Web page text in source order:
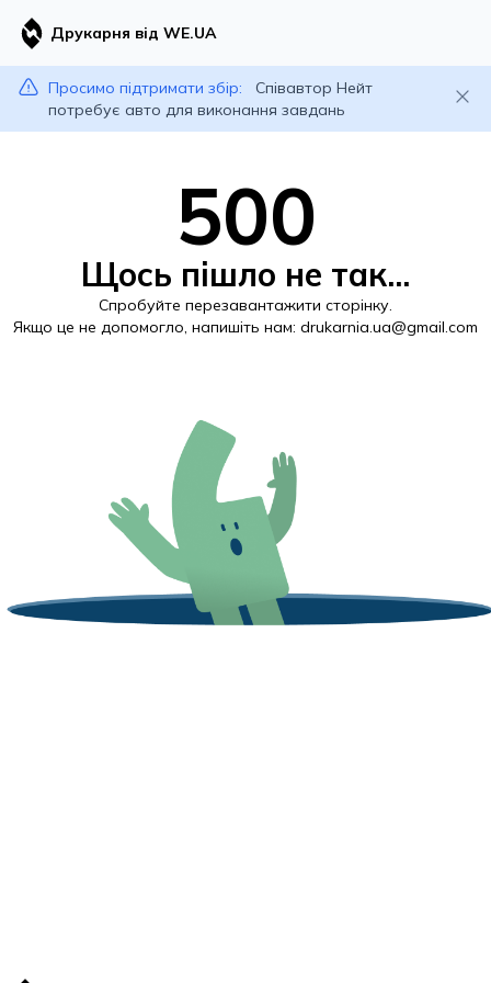
Друкарня від WE.UA
Просимо підтримати збір:
Співавтор Нейт
потребує авто для виконання завдань
500
Щось пішло не так...
Спробуйте перезавантажити сторінку.
Якщо це не допомогло, напишіть нам: drukarnia.ua@gmail.com